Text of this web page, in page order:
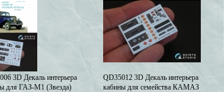
3D Декаль интерьера
для ГАЗ-М1 (Звезда)
QD35012 3D Декаль интерьера
кабины для семейства КАМАЗ